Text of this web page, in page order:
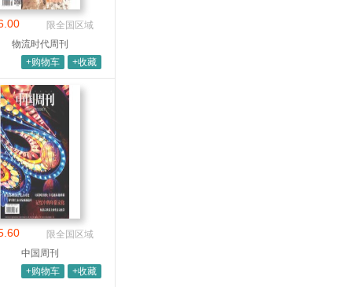
限全国区域
物流时代周刊
+购物车
+收藏
限全国区域
中国周刊
+购物车
+收藏